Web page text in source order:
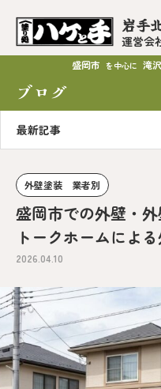
岩手
運営会
盛岡市 を中心に 滝
ブログ
最新記事
外壁塗装 業者別
盛岡市での外壁・
トークホームによ
2026.04.10